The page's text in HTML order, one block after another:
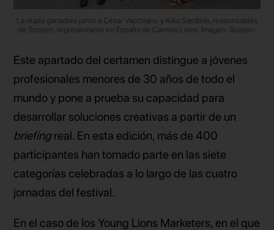
La dupla ganadora junto a César Vacchiano y Kika Samblás, responsables
de Scopen, representante en España de Cannes Lions. Imagen: Scopen.
Este apartado del certamen distingue a jóvenes
profesionales menores de 30 años de todo el
mundo y pone a prueba su capacidad para
desarrollar soluciones creativas a partir de un
briefingreal. En esta edición, más de 400
participantes han tomado parte en las siete
categorías celebradas a lo largo de las cuatro
jornadas del festival.
En el caso de los Young Lions Marketers, en el que